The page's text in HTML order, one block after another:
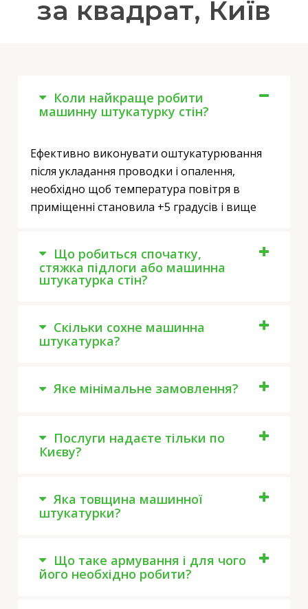
за квадрат, Київ
Коли найкраще робити
машинну штукатурку стін?
Ефективно виконувати оштукатурювання
після укладання проводки і опалення,
необхідно щоб температура повітря в
приміщенні становила +5 градусів і вище
Що робиться спочатку,
стяжка підлоги або машинна
штукатурка стін?
Скільки сохне машинна
штукатурка?
Яке мінімальне замовлення?
Послуги надаєте тільки по
Києву?
Яка товщина машинної
штукатурки?
Що таке армування і для чого
його необхідно робити?